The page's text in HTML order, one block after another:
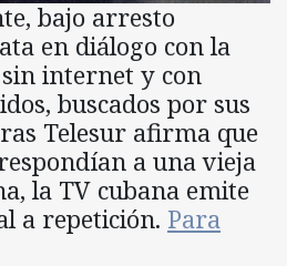
bajo arresto
en diálogo con la
internet y con
buscados por sus
Telesur afirma que
a una vieja
la TV cubana emite
a repetición. Para